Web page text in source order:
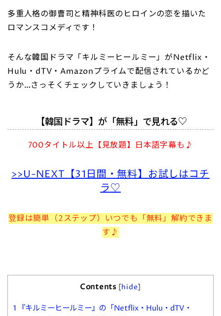
多重人格の御曹司と精神科医のヒロインの恋を描いた
ロマンスコメディです！
そんな韓国ドラマ「キルミーヒールミー」がNetflix・
Hulu・dTV・Amazonプライムで配信されているかど
うか…さっそくチェックしていきましょう！
【韓国ドラマ】が「無料」で見れる♡
700タイトル以上【見放題】日本語字幕も♪
>>U-NEXT【31日間・無料】お試しはコチ
ラ♡
登録は簡単（2ステップ）いつでも「無料」解約できま
す♪
Contents [hide]
1 『キルミーヒールミー』の「Netflix・Hulu・dTV・